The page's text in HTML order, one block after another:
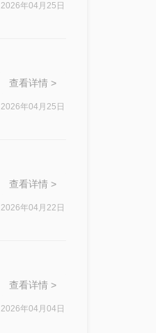
2026年04月25日
查看详情 >
2026年04月25日
查看详情 >
2026年04月22日
查看详情 >
2026年04月04日